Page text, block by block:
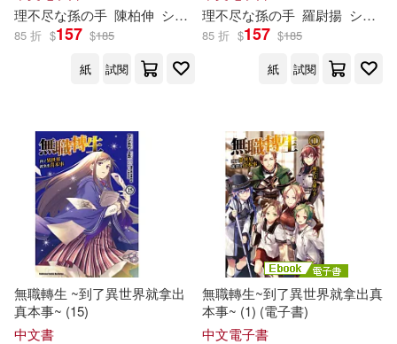
理不尽な孫の手 陳柏伸 シロタカ
85 折 $157 $185
紙
試閱
理不尽な孫の手 羅尉揚 シロタカ
85 折 $157 $185
紙
試閱
無職轉生 ~到了異世界就拿出
真本事~ (15)
中文書
無職轉生~到了異世界就拿出真
本事~ (1) (電子書)
中文電子書